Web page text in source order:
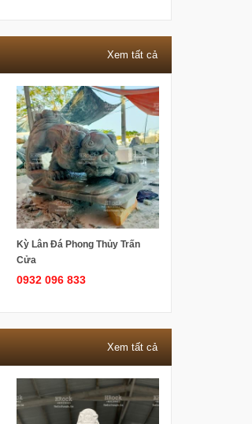
Xem tất cả
Kỳ Lân Đá Phong Thủy Trấn
Cửa
0932 096 833
Xem tất cả